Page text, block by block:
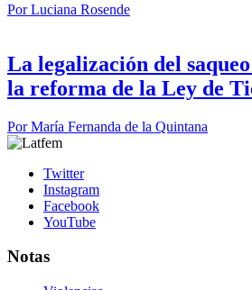
PorLuciana Rosende
La legalización del
la reforma de la Ley de
PorMaría Fernanda de la Quintana
Twitter
Instagram
Facebook
YouTube
Notas